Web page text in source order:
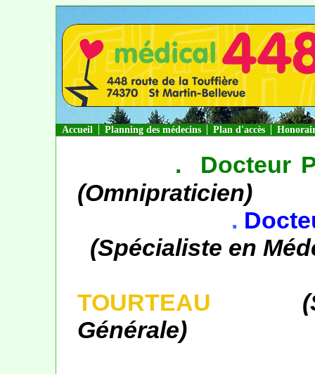
Accueil Planning des médecins Plan d'accès
.
Docteur
(Omnipraticien)
.
(Spécialiste en
TOURTEAU
Générale)